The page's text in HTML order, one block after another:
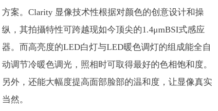
方案。Clarity 显像技术性根据对颜色的创意设计和操
纵，其拍攝特性可跨越现如今顶尖的1.4μmBSI式感应
器。而高亮度的LED白灯与LED暖色调灯的组成能全自
动调节冷暖色调光，照相时可取得最好的色相饱和度。
另外，还能大幅度提高面部脸部的温和度，让显像真实
当然。